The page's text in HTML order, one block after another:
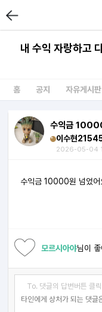
내 수익 자랑하고
홈 공지 자유게시판
수익금
이수현
2026-05-04
수익금 10000원 넘었어
모르시아야님이
To. 댓글의 답변버튼 클릭